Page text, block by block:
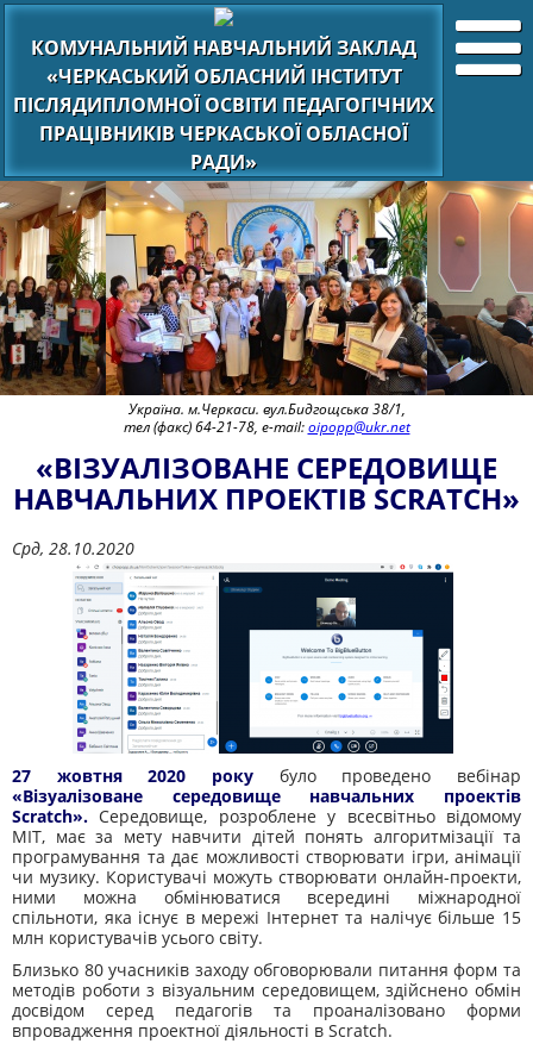
КОМУНАЛЬНИЙ НАВЧАЛЬНИЙ ЗАКЛАД
«ЧЕРКАСЬКИЙ ОБЛАСНИЙ ІНСТИТУТ
ПІСЛЯДИПЛОМНОЇ ОСВІТИ ПЕДАГОГІЧНИХ
ПРАЦІВНИКІВ ЧЕРКАСЬКОЇ ОБЛАСНОЇ
РАДИ»
Україна. м.Черкаси. вул.Бидгощська 38/1,
тел (факс) 64-21-78, e-mail:oipopp@ukr.net
«ВІЗУАЛІЗОВАНЕ СЕРЕДОВИЩЕ
НАВЧАЛЬНИХ ПРОЕКТІВ SCRATCH»
Срд, 28.10.2020
27 жовтня 2020 року було проведено вебінар
«Візуалізоване середовище навчальних проектів
Scratch». Середовище, розроблене у всесвітньо відомому
MIT, має за мету навчити дітей понять алгоритмізації та
програмування та дає можливості створювати ігри, анімації
чи музику. Користувачі можуть створювати онлайн-проекти,
ними можна обмінюватися всередині міжнародної
спільноти, яка існує в мережі Інтернет та налічує більше 15
млн користувачів усього світу.
Близько 80 учасників заходу обговорювали питання форм та
методів роботи з візуальним середовищем, здійснено обмін
досвідом серед педагогів та проаналізовано форми
впровадження проектної діяльності в Scratch.